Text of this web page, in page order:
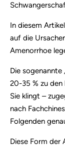
In diesem
auf die
Amenorrhoe
Die sogenannte
20-35 % zu den
Sie klingt –
nach
Folgenden
Diese Form der